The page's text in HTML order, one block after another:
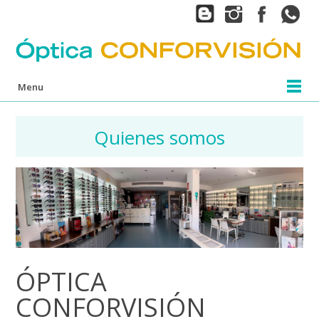
Menu
Quienes somos
ÓPTICA
CONFORVISIÓN